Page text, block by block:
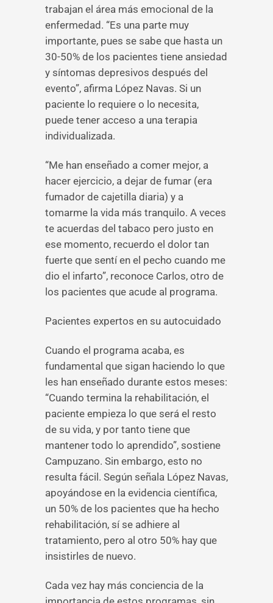
trabajan el área más emocional de la
enfermedad. “Es una parte muy
importante, pues se sabe que hasta un
30-50% de los pacientes tiene ansiedad
y síntomas depresivos después del
evento”, afirma López Navas. Si un
paciente lo requiere o lo necesita,
puede tener acceso a una terapia
individualizada.
“Me han enseñado a comer mejor, a
hacer ejercicio, a dejar de fumar (era
fumador de cajetilla diaria) y a
tomarme la vida más tranquilo. A veces
te acuerdas del tabaco pero justo en
ese momento, recuerdo el dolor tan
fuerte que sentí en el pecho cuando me
dio el infarto”, reconoce Carlos, otro de
los pacientes que acude al programa.
Pacientes expertos en su autocuidado
Cuando el programa acaba, es
fundamental que sigan haciendo lo que
les han enseñado durante estos meses:
“Cuando termina la rehabilitación, el
paciente empieza lo que será el resto
de su vida, y por tanto tiene que
mantener todo lo aprendido”, sostiene
Campuzano. Sin embargo, esto no
resulta fácil. Según señala López Navas,
apoyándose en la evidencia científica,
un 50% de los pacientes que ha hecho
rehabilitación, sí se adhiere al
tratamiento, pero al otro 50% hay que
insistirles de nuevo.
Cada vez hay más conciencia de la